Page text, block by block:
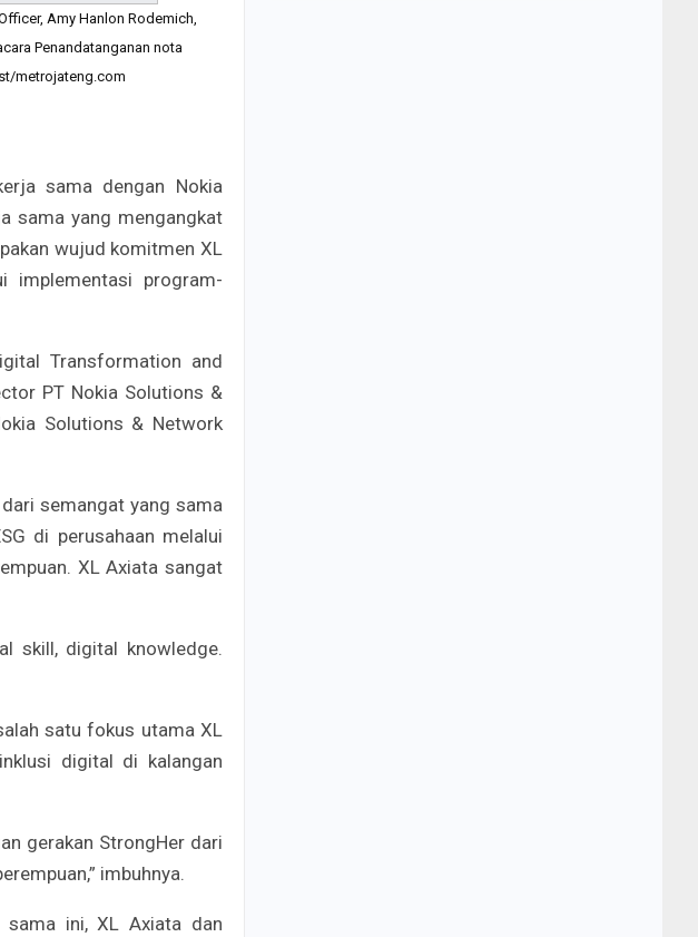
Amy Hanlon Rodemich,
Penandatanganan nota
metrojateng.com
sama dengan Nokia
sama yang mengangkat
wujud komitmen XL
implementasi program-
Transformation and
PT Nokia Solutions &
Solutions & Network
semangat yang sama
di perusahaan melalui
XL Axiata sangat
skill, digital knowledge.
satu fokus utama XL
digital di kalangan
gerakan StrongHer dari
imbuhnya.
sama ini, XL Axiata dan